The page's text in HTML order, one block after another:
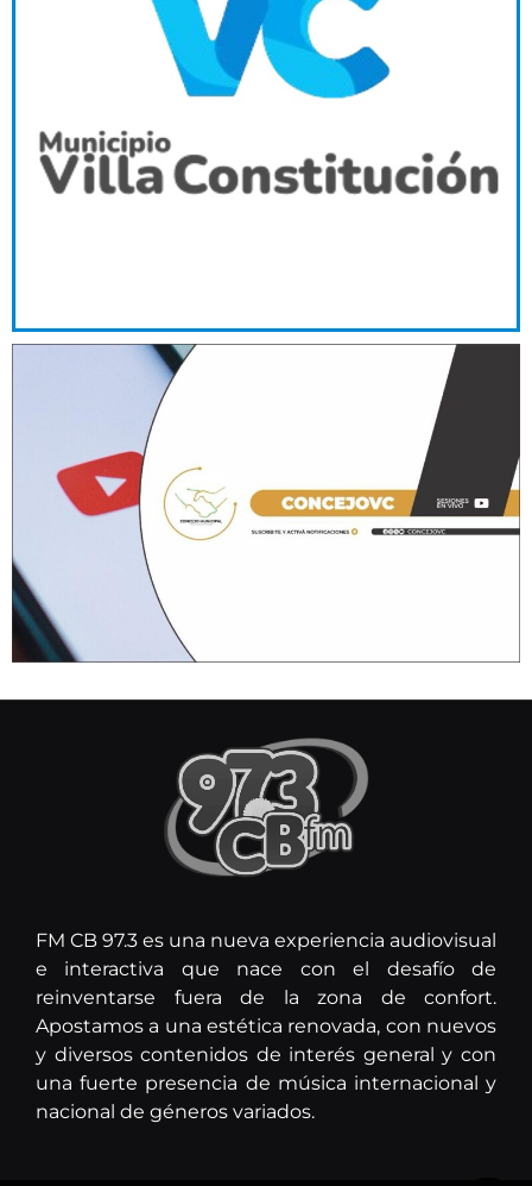
FM CB 97.3 es una nueva experiencia audiovisual
e interactiva que nace con el desafío de
reinventarse fuera de la zona de confort.
Apostamos a una estética renovada, con nuevos
y diversos contenidos de interés general y con
una fuerte presencia de música internacional y
nacional de géneros variados.